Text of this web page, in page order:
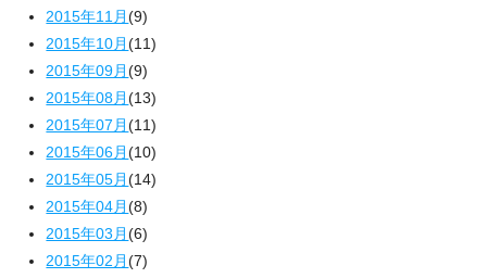
2015年11月(9)
2015年10月(11)
2015年09月(9)
2015年08月(13)
2015年07月(11)
2015年06月(10)
2015年05月(14)
2015年04月(8)
2015年03月(6)
2015年02月(7)